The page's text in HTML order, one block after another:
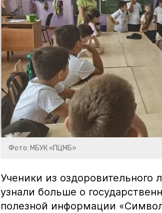
Фото: МБУК «ПЦМБ»
Ученики из
узнали больше о
полезной информации